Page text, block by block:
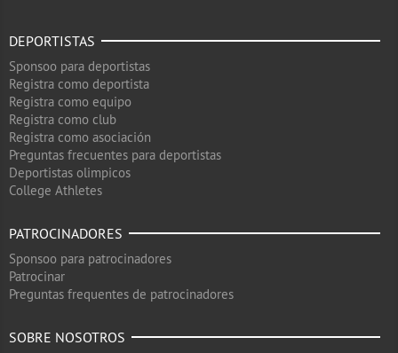
DEPORTISTAS
Sponsoo para deportistas
Registra como deportista
Registra como equipo
Registra como club
Registra como asociación
Preguntas frecuentes para deportistas
Deportistas olimpicos
College Athletes
PATROCINADORES
Sponsoo para patrocinadores
Patrocinar
Preguntas frequentes de patrocinadores
SOBRE NOSOTROS